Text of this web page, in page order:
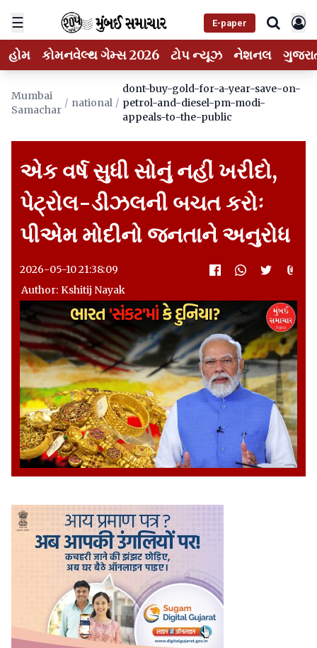
☰ E-paper
હોમ કોમનવેલ્થ ગેમ્સ 2026 ટોપ ન્યૂઝ નેશનલ
Mumbai
Samachar
/ national /
dont-buy-gold-for-a-year-save-on-
petrol-and-diesel-pm-modi-
appeals-to-the-public
એક વર્ષ સુધી સોનું નહીં ખરીદો,
પેટ્રોલ-ડીઝલની બચત કરોઃ
પીએમ મોદીનો જનતાને અનુરોધ
2026-05-10 21:38:09
Author: Kshitij Nayak